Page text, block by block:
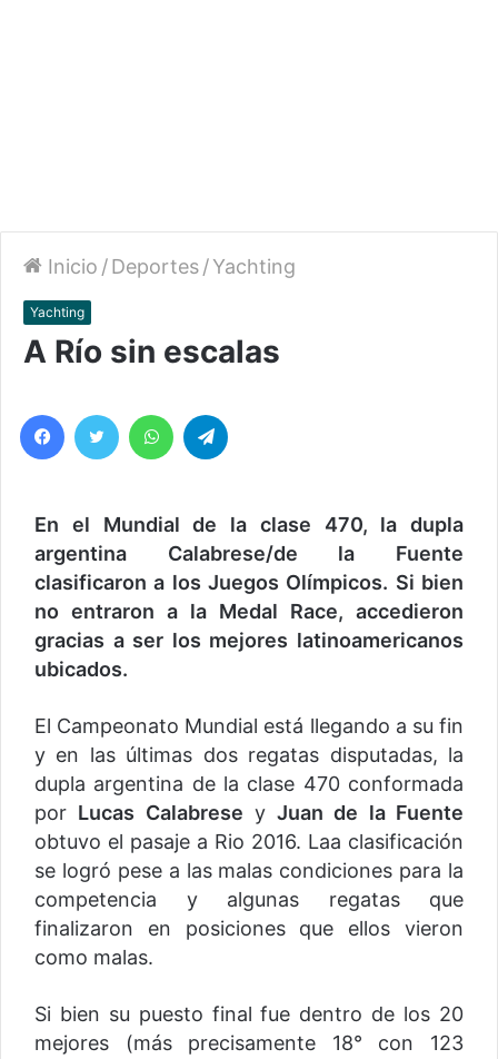
Inicio /Deportes/Yachting
Yachting
A Río sin escalas
En el Mundial de la clase 470, la dupla
argentina Calabrese/de la Fuente
clasificaron a los Juegos Olímpicos. Si bien
no entraron a la Medal Race, accedieron
gracias a ser los mejores latinoamericanos
ubicados.
El Campeonato Mundial está llegando a su fin
y en las últimas dos regatas disputadas, la
dupla argentina de la clase 470 conformada
por Lucas Calabrese y Juan de la Fuente
obtuvo el pasaje a Rio 2016. Laa clasificación
se logró pese a las malas condiciones para la
competencia y algunas regatas que
finalizaron en posiciones que ellos vieron
como malas.
Si bien su puesto final fue dentro de los 20
mejores (más precisamente 18° con 123